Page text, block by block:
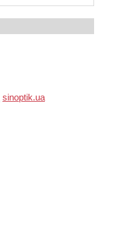
sinoptik.ua